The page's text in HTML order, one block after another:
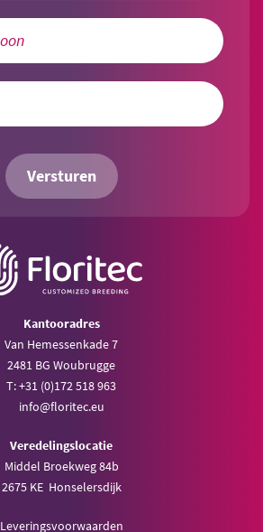
Versturen
Kantooradres
Van Hemessenkade 7
2481 BG Woubrugge
T: +31 (0)172 518 963
info@floritec.eu
Veredelingslocatie
Middel Broekweg 84b
2675 KE Honselersdijk
Leveringsvoorwaarden